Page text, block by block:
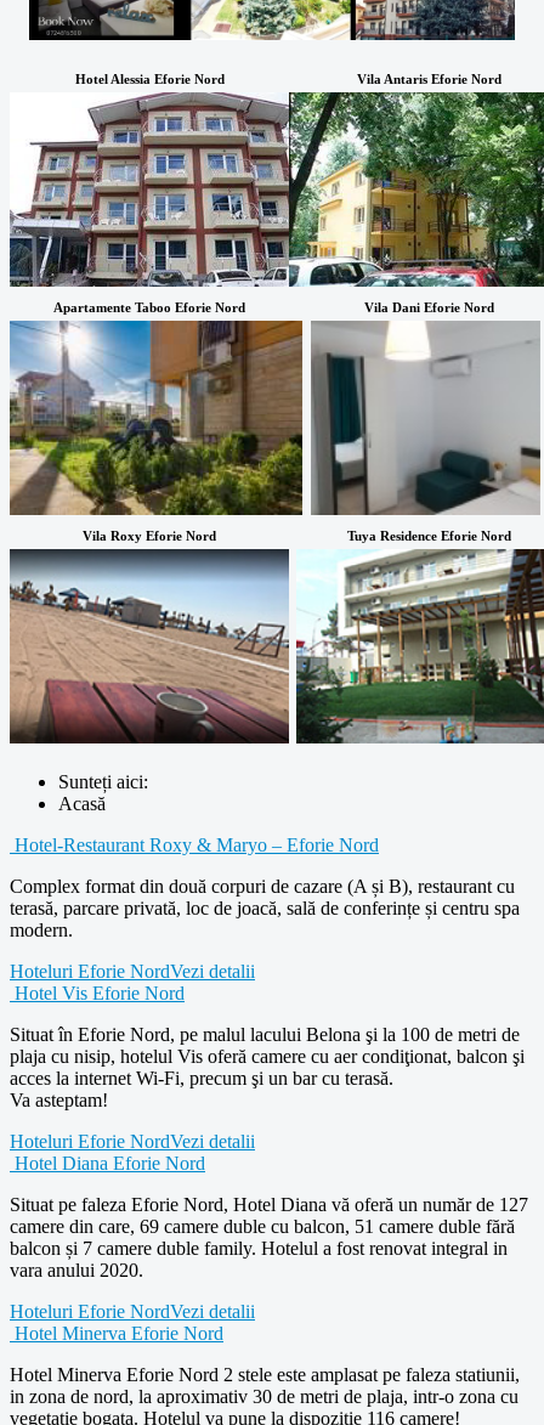
Hotel Alessia Eforie Nord Vila Antaris Eforie Nord
Apartamente Taboo Eforie Nord Vila Dani Eforie Nord
Vila Roxy Eforie Nord Tuya Residence Eforie Nord
Sunteți aici:
Acasă
Hotel-Restaurant Roxy & Maryo – Eforie Nord
Complex format din două corpuri de cazare (A și B), restaurant cu
terasă, parcare privată, loc de joacă, sală de conferințe și centru spa
modern.
Hoteluri Eforie NordVezi detalii
Hotel Vis Eforie Nord
Situat în Eforie Nord, pe malul lacului Belona şi la 100 de metri de
plaja cu nisip, hotelul Vis oferă camere cu aer condiţionat, balcon şi
acces la internet Wi-Fi, precum şi un bar cu terasă.
Va asteptam!
Hoteluri Eforie NordVezi detalii
Hotel Diana Eforie Nord
Situat pe faleza Eforie Nord, Hotel Diana vă oferă un număr de 127
camere din care, 69 camere duble cu balcon, 51 camere duble fără
balcon și 7 camere duble family. Hotelul a fost renovat integral in
vara anului 2020.
Hoteluri Eforie NordVezi detalii
Hotel Minerva Eforie Nord
Hotel Minerva Eforie Nord 2 stele este amplasat pe faleza statiunii,
in zona de nord, la aproximativ 30 de metri de plaja, intr-o zona cu
vegetatie bogata. Hotelul va pune la dispozitie 116 camere!